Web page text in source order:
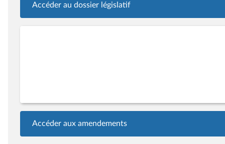
Accéder au dossier législatif
Accéder aux amendements